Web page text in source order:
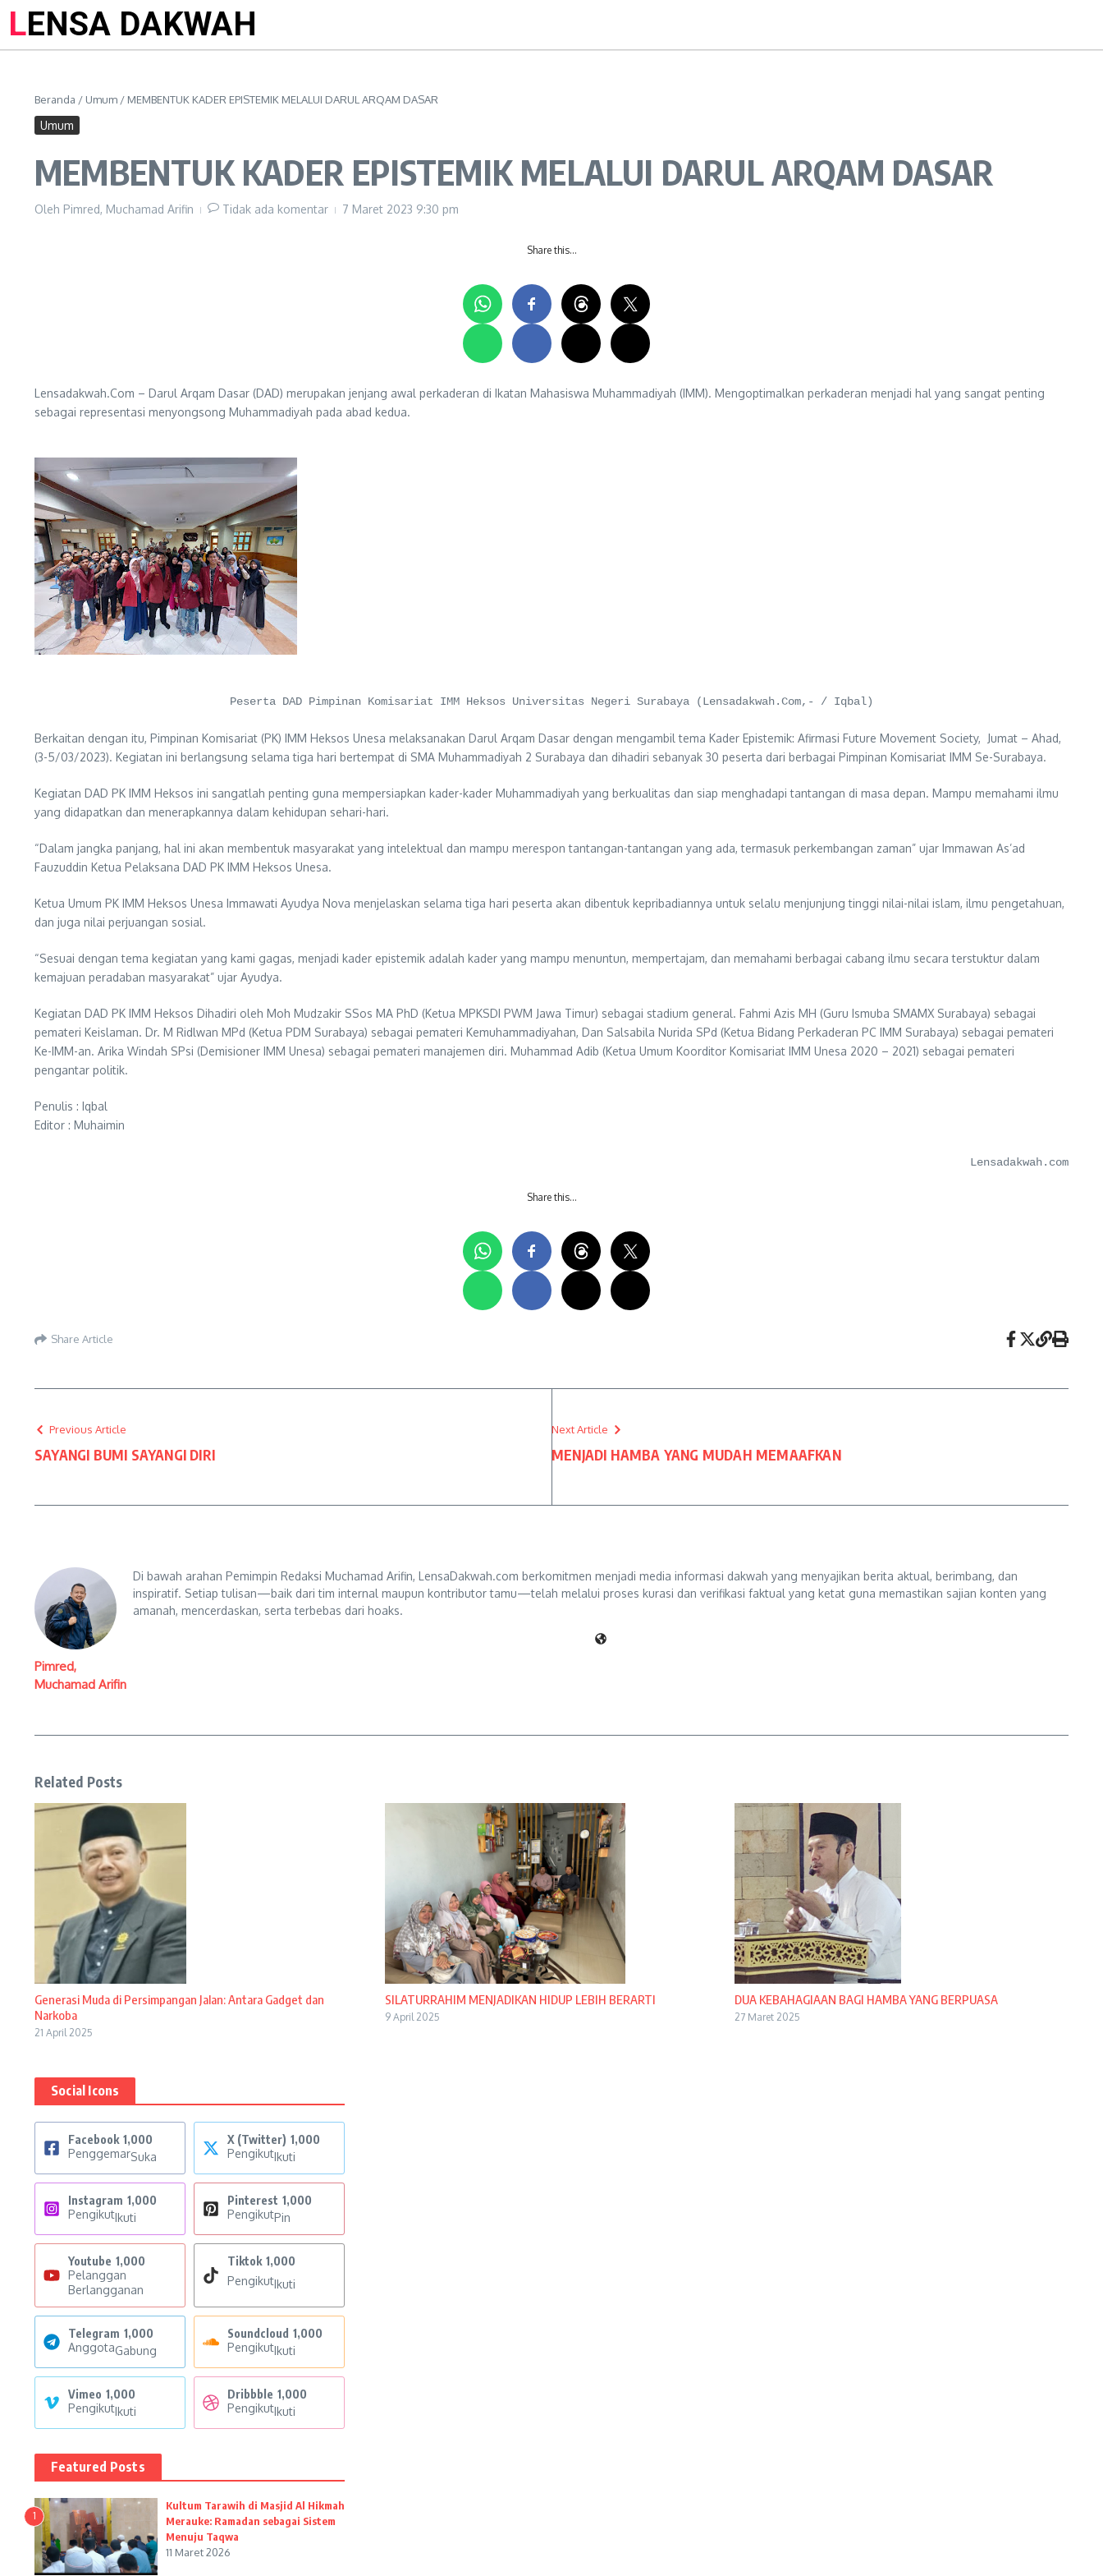
LENSA DAKWAH
Beranda / Umum / MEMBENTUK KADER EPISTEMIK MELALUI DARUL ARQAM DASAR
Umum
MEMBENTUK KADER EPISTEMIK MELALUI DARUL ARQAM DASAR
Oleh Pimred, Muchamad Arifin Tidak ada komentar 7 Maret 2023 9:30 pm
Share this…
Lensadakwah.Com – Darul Arqam Dasar (DAD) merupakan jenjang awal perkaderan di Ikatan Mahasiswa Muhammadiyah (IMM). Mengoptimalkan perkaderan menjadi hal yang sangat penting
sebagai representasi menyongsong Muhammadiyah pada abad kedua.
Peserta DAD Pimpinan Komisariat IMM Heksos Universitas Negeri Surabaya (Lensadakwah.Com,- / Iqbal)
Berkaitan dengan itu, Pimpinan Komisariat (PK) IMM Heksos Unesa melaksanakan Darul Arqam Dasar dengan mengambil tema Kader Epistemik: Afirmasi Future Movement Society, Jumat – Ahad,
(3-5/03/2023). Kegiatan ini berlangsung selama tiga hari bertempat di SMA Muhammadiyah 2 Surabaya dan dihadiri sebanyak 30 peserta dari berbagai Pimpinan Komisariat IMM Se-Surabaya.
Kegiatan DAD PK IMM Heksos ini sangatlah penting guna mempersiapkan kader-kader Muhammadiyah yang berkualitas dan siap menghadapi tantangan di masa depan. Mampu memahami ilmu
yang didapatkan dan menerapkannya dalam kehidupan sehari-hari.
“Dalam jangka panjang, hal ini akan membentuk masyarakat yang intelektual dan mampu merespon tantangan-tantangan yang ada, termasuk perkembangan zaman” ujar Immawan As’ad
Fauzuddin Ketua Pelaksana DAD PK IMM Heksos Unesa.
Ketua Umum PK IMM Heksos Unesa Immawati Ayudya Nova menjelaskan selama tiga hari peserta akan dibentuk kepribadiannya untuk selalu menjunjung tinggi nilai-nilai islam, ilmu pengetahuan,
dan juga nilai perjuangan sosial.
“Sesuai dengan tema kegiatan yang kami gagas, menjadi kader epistemik adalah kader yang mampu menuntun, mempertajam, dan memahami berbagai cabang ilmu secara terstuktur dalam
kemajuan peradaban masyarakat” ujar Ayudya.
Kegiatan DAD PK IMM Heksos Dihadiri oleh Moh Mudzakir SSos MA PhD (Ketua MPKSDI PWM Jawa Timur) sebagai stadium general. Fahmi Azis MH (Guru Ismuba SMAMX Surabaya) sebagai
pemateri Keislaman. Dr. M Ridlwan MPd (Ketua PDM Surabaya) sebagai pemateri Kemuhammadiyahan, Dan Salsabila Nurida SPd (Ketua Bidang Perkaderan PC IMM Surabaya) sebagai pemateri
Ke-IMM-an. Arika Windah SPsi (Demisioner IMM Unesa) sebagai pemateri manajemen diri. Muhammad Adib (Ketua Umum Koorditor Komisariat IMM Unesa 2020 – 2021) sebagai pemateri
pengantar politik.
Penulis : Iqbal
Editor : Muhaimin
Lensadakwah.com
Share this…
Share Article
Previous Article
SAYANGI BUMI SAYANGI DIRI
Next Article
MENJADI HAMBA YANG MUDAH MEMAAFKAN
Pimred,
Muchamad Arifin
Di bawah arahan Pemimpin Redaksi Muchamad Arifin, LensaDakwah.com berkomitmen menjadi media informasi dakwah yang menyajikan berita aktual, berimbang, dan
inspiratif. Setiap tulisan—baik dari tim internal maupun kontributor tamu—telah melalui proses kurasi dan verifikasi faktual yang ketat guna memastikan sajian konten yang
amanah, mencerdaskan, serta terbebas dari hoaks.
Related Posts
Generasi Muda di Persimpangan Jalan: Antara Gadget dan
Narkoba
21 April 2025
SILATURRAHIM MENJADIKAN HIDUP LEBIH BERARTI
9 April 2025
DUA KEBAHAGIAAN BAGI HAMBA YANG BERPUASA
27 Maret 2025
Social Icons
Facebook 1,000
PenggemarSuka
X (Twitter) 1,000
PengikutIkuti
Instagram 1,000
PengikutIkuti
Pinterest 1,000
PengikutPin
Youtube 1,000
Pelanggan
Berlangganan
Tiktok 1,000
PengikutIkuti
Telegram 1,000
AnggotaGabung
Soundcloud 1,000
PengikutIkuti
Vimeo 1,000
PengikutIkuti
Dribbble 1,000
PengikutIkuti
Featured Posts
1
Kultum Tarawih di Masjid Al Hikmah
Merauke: Ramadan sebagai Sistem
Menuju Taqwa
11 Maret 2026